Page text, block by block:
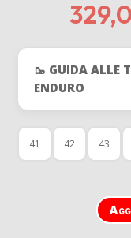
🥾 GUIDA ALLE
ENDURO
41 42 43